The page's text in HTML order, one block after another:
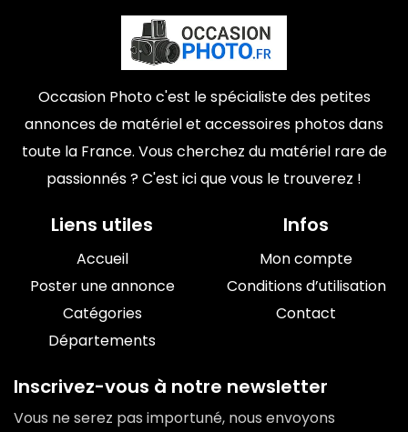
Occasion Photo c'est le spécialiste des petites
annonces de matériel et accessoires photos dans
toute la France. Vous cherchez du matériel rare de
passionnés ? C'est ici que vous le trouverez !
Liens utiles
Accueil
Poster une annonce
Catégories
Départements
Infos
Mon compte
Conditions d’utilisation
Contact
Inscrivez-vous à notre newsletter
Vous ne serez pas importuné, nous envoyons